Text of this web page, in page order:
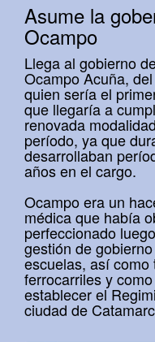
Asume la
Ocampo
Llega al gobierno
Ocampo Acuña,
quien sería el
que llegaría a
renovada
período, ya que
desarrollaban
años en el cargo.
Ocampo era un
médica que había
perfeccionado
gestión de
escuelas, así
ferrocarriles y
establecer el
ciudad de